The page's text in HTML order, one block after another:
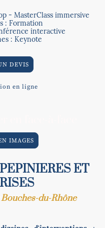
- MasterClass immersive
: Formation
interactive
: Keynote
DEVIS
en ligne
IMAGES
ET
du-Rhône